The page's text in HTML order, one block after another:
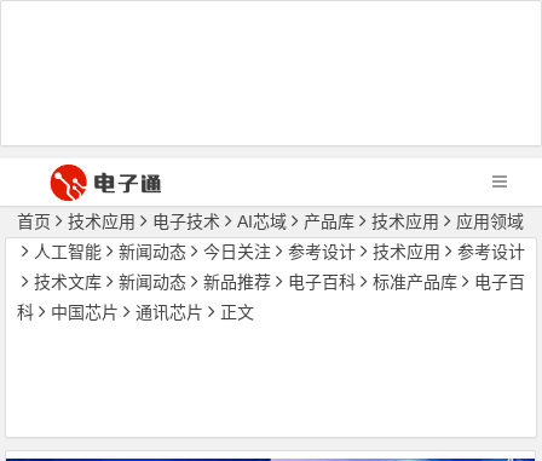
首页 技术应用 电子技术 AI芯域 产品库 技术应用
应用领域
人工智能
新闻动态 今日关注 参考设计 技术应用
参考设计
技术文库
新闻动态 新品推荐 电子百科 标准产品库
电子百
科
中国芯片 通讯芯片 正文